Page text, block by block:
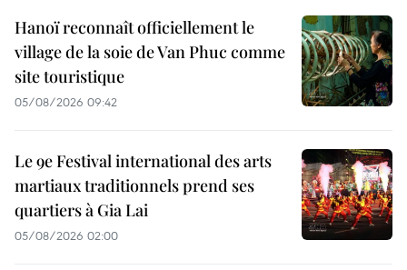
Hanoï reconnaît officiellement le
village de la soie de Van Phuc comme
site touristique
05/08/2026 09:42
Le 9e Festival international des arts
martiaux traditionnels prend ses
quartiers à Gia Lai
05/08/2026 02:00